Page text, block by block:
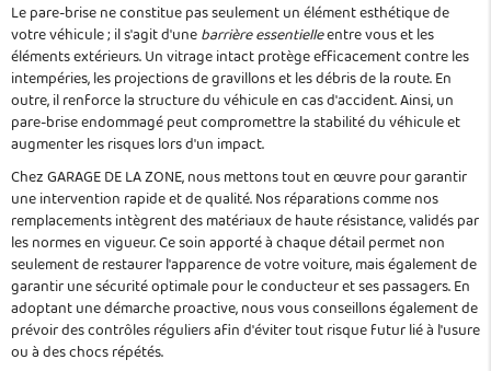
Le pare-brise ne constitue pas seulement un élément esthétique de
votre véhicule ; il s'agit d'unebarrière essentielleentre vous et les
éléments extérieurs. Un vitrage intact protège efficacement contre les
intempéries, les projections de gravillons et les débris de la route. En
outre, il renforce la structure du véhicule en cas d'accident. Ainsi, un
pare-brise endommagé peut compromettre la stabilité du véhicule et
augmenter les risques lors d'un impact.
Chez GARAGE DE LA ZONE, nous mettons tout en œuvre pour garantir
une intervention rapide et de qualité. Nos réparations comme nos
remplacements intègrent des matériaux de haute résistance, validés par
les normes en vigueur. Ce soin apporté à chaque détail permet non
seulement de restaurer l'apparence de votre voiture, mais également de
garantir une sécurité optimale pour le conducteur et ses passagers. En
adoptant une démarche proactive, nous vous conseillons également de
prévoir des contrôles réguliers afin d'éviter tout risque futur lié à l'usure
ou à des chocs répétés.